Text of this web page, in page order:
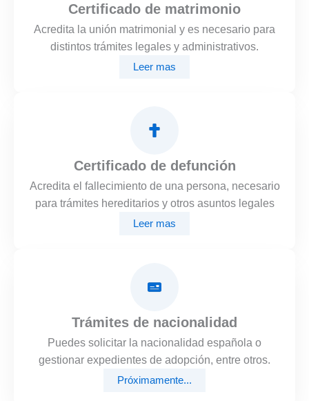
Certificado de matrimonio
Acredita la unión matrimonial y es necesario para
distintos trámites legales y administrativos.
Leer mas
Certificado de defunción
Acredita el fallecimiento de una persona, necesario
para trámites hereditarios y otros asuntos legales
Leer mas
Trámites de nacionalidad
Puedes solicitar la nacionalidad española o
gestionar expedientes de adopción, entre otros.
Próximamente...